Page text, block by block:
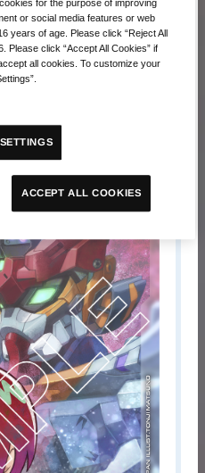
〈マチュ＆
ークアクス)〉
for the purpose of improving
or social media features or web
years of age. Please click “Reject All
Please click “Accept All Cookies” if
all cookies. To customize your
ACCEPT ALL COOKIES